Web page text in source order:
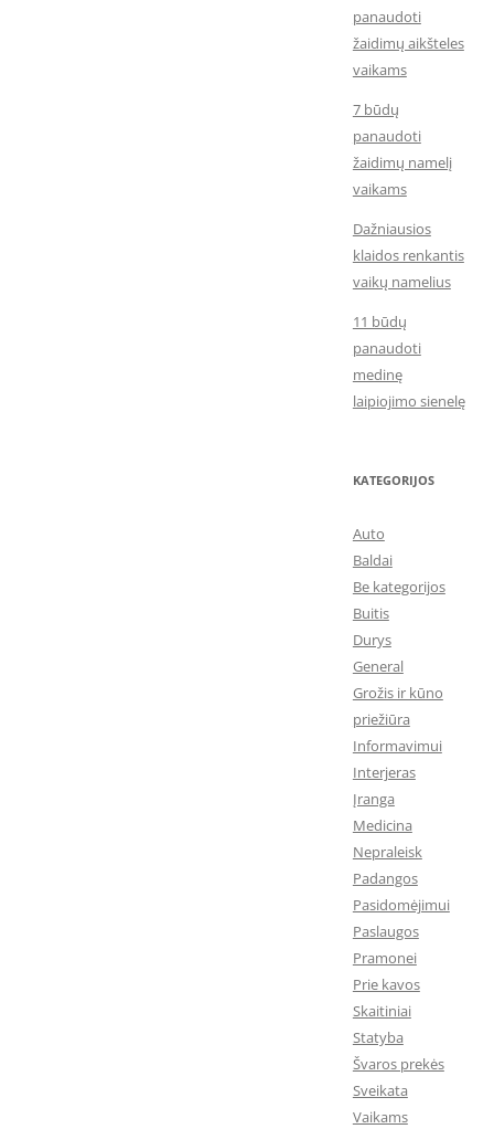
panaudoti
žaidimų aikšteles
vaikams
7 būdų
panaudoti
žaidimų namelį
vaikams
Dažniausios
klaidos renkantis
vaikų namelius
11 būdų
panaudoti
medinę
laipiojimo sienelę
KATEGORIJOS
Auto
Baldai
Be kategorijos
Buitis
Durys
General
Grožis ir kūno
priežiūra
Informavimui
Interjeras
Įranga
Medicina
Nepraleisk
Padangos
Pasidomėjimui
Paslaugos
Pramonei
Prie kavos
Skaitiniai
Statyba
Švaros prekės
Sveikata
Vaikams